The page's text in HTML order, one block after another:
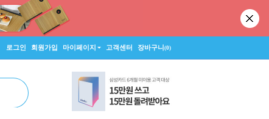
로그인 회원가입 마이페이지 고객센터 장바구니(0)